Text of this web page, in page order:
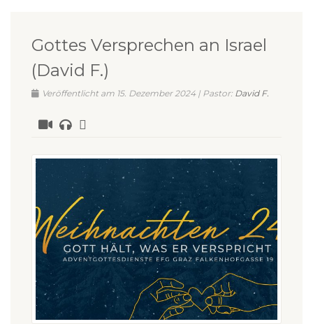
Gottes Versprechen an Israel
(David F.)
Veröffentlicht am 15. Dezember 2024 | Pastor: David F.